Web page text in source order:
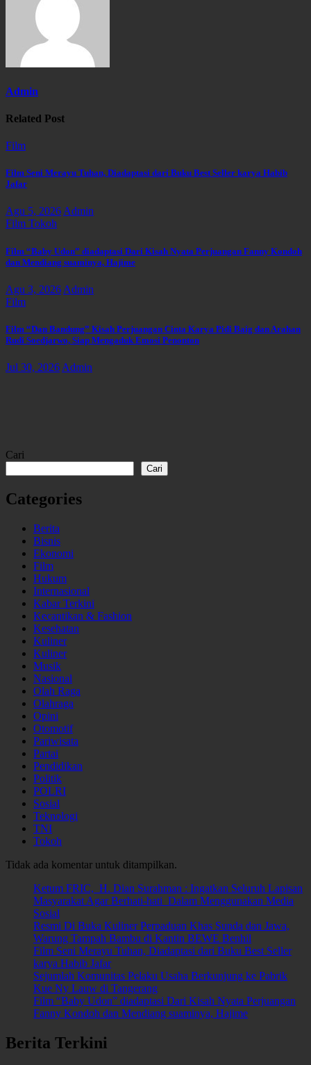
Admin
Related Post
Film
Film Seni Merayu Tuhan, Diadaptasi dari Buku Best Seller karya Habib
Jafar
Agu 5, 2026Admin
Film Tokoh
Film “Baby Udon” diadaptasi Dari Kisah Nyata Perjuangan Fanny Kondoh
dan Mendiang suaminya, Hajime
Agu 3, 2026 Admin
Film
Film “Dan Bandung” Kisah Perjuangan Cinta Karya Pidi Baig dan Arahan
Rudi Soedjarwo, Siap Mengaduk Emosi Penonton
Jul 30, 2026 Admin
Cari
Cari
Categories
Berita
Bisnis
Ekonomi
Film
Hukum
Internasional
Kabar Terkini
Kecantikan & Fashion
Kesehatan
Kuliner
Kuliner
Musik
Nasional
Olah Raga
Olahraga
Opini
Otomotif
Pariwisata
Partai
Pendidikan
Politik
POLRI
Sosial
Teknologi
TNI
Tokoh
Tidak ada komentar untuk ditampilkan.
Ketum FRIC, H. Dian Surahman : Ingatkan Seluruh Lapisan
Masyarakat Agar Berhati-hati Dalam Menggunakan Media
Sosial
Resmi Di Buka Kuliner Perpaduan Khas Sunda dan Jawa,
Warung Tampah Bambu di Kantin BEWE Benhil
Film Seni Merayu Tuhan, Diadaptasi dari Buku Best Seller
karya Habib Jafar
Sejumlah Komunitas Pelaku Usaha Berkunjung ke Pabrik
Kue Ny Lauw di Tangerang
Film “Baby Udon” diadaptasi Dari Kisah Nyata Perjuangan
Fanny Kondoh dan Mendiang suaminya, Hajime
Berita Terkini